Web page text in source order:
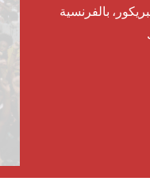
بالفرنسية